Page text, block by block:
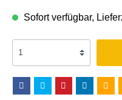
Sofort verfügbar,